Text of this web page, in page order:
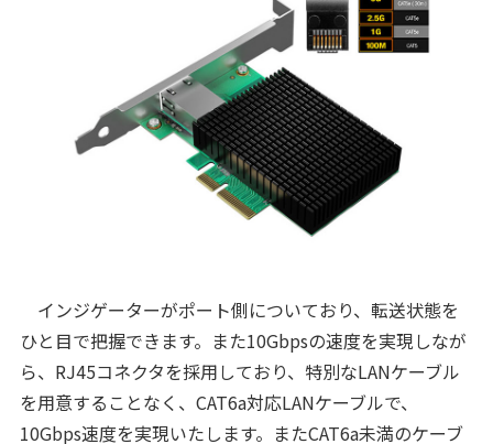
インジゲーターがポート側についており、転送状態を
ひと目で把握できます。また10Gbpsの速度を実現しなが
ら、RJ45コネクタを採用しており、特別なLANケーブル
を用意することなく、CAT6a対応LANケーブルで、
10Gbps速度を実現いたします。またCAT6a未満のケーブ